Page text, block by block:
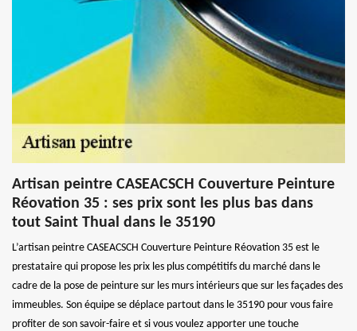
Artisan peintre CASEACSCH Couverture Peinture
Réovation 35 : ses prix sont les plus bas dans
tout Saint Thual dans le 35190
L’artisan peintre CASEACSCH Couverture Peinture Réovation 35 est le
prestataire qui propose les prix les plus compétitifs du marché dans le
cadre de la pose de peinture sur les murs intérieurs que sur les façades des
immeubles. Son équipe se déplace partout dans le 35190 pour vous faire
profiter de son savoir-faire et si vous voulez apporter une touche